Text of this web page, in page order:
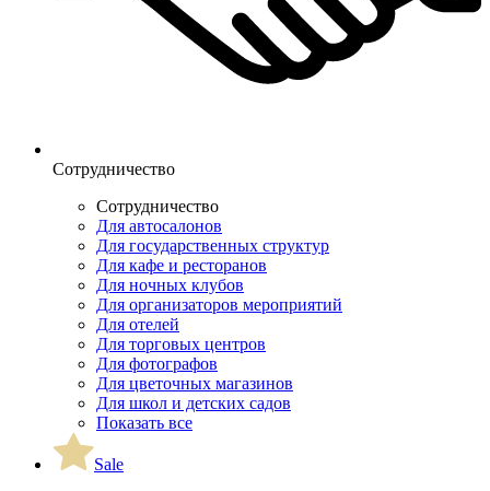
Сотрудничество
Сотрудничество
Для автосалонов
Для государственных структур
Для кафе и ресторанов
Для ночных клубов
Для организаторов мероприятий
Для отелей
Для торговых центров
Для фотографов
Для цветочных магазинов
Для школ и детских садов
Показать все
Sale